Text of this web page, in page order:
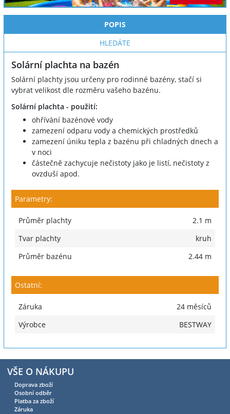
POPIS
HLEDÁTE
Solární plachta na bazén
Solární plachty jsou určeny pro rodinné bazény, stačí si
vybrat velikost dle rozměru vašeho bazénu.
Solární plachta - použití:
ohřívání bazénové vody
zamezení odparu vody a chemických prostředků
zamezení úniku tepla z bazénu při chladných dnech a
v noci
částečně zachycuje nečistoty jako je listí, nečistoty z
ovzduší apod.
Parametry:
Průměr plachty
2.1 m
Tvar plachty
kruh
Průměr bazénu
2.44 m
Ostatní:
Záruka
24 měsíců
Výrobce
BESTWAY
VŠE O NÁKUPU
Doprava zboží
Osobní odběr
Platba za zboží
Záruka